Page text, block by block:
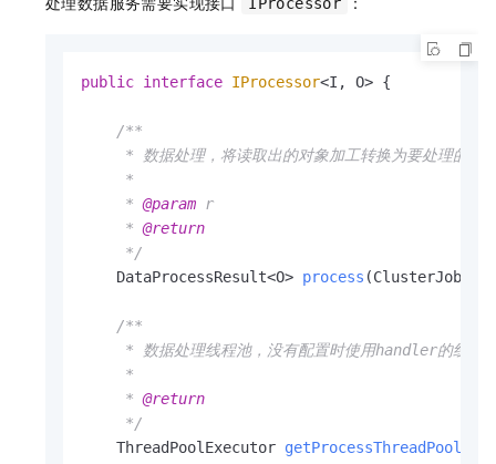
IProcessor
public interface IProcessor<I, O> {
/**
* 数据处理，将读取出的对象加工转换为要处理的对
     *
     *
@param r
     *
@return
     */
    DataProcessResult<O>
process
/**
* 数据处理线程池，没有配置时使用handler的线程
     *
     *
@return
     */
    ThreadPoolExecutor
getProcessThreadPool